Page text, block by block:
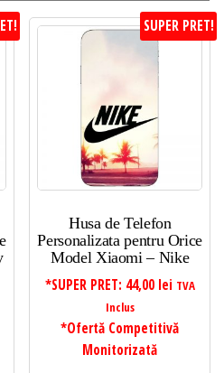
SUPER PRET!
Husa de Telefon
Personalizata pentru Orice
Model Xiaomi – Nike
*SUPER PRET: 44,00 lei TVA
Inclus
*Ofertă Competitivă
Monitorizată